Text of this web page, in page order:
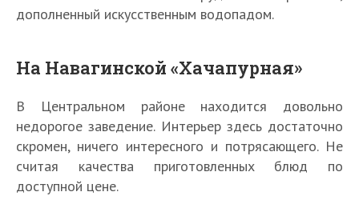
дополненный искусственным водопадом.
На Навагинской «Хачапурная»
В Центральном районе находится довольно
недорогое заведение. Интерьер здесь достаточно
скромен, ничего интересного и потрясающего. Не
считая качества приготовленных блюд по
доступной цене.